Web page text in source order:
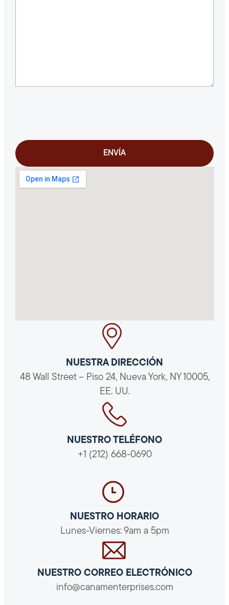
NUESTRA DIRECCIÓN
48 Wall Street – Piso 24, Nueva York, NY 10005,
EE. UU.
NUESTRO TELÉFONO
+1 (212) 668-0690
NUESTRO HORARIO
Lunes-Viernes: 9am a 5pm
NUESTRO CORREO ELECTRÓNICO
info@canamenterprises.com